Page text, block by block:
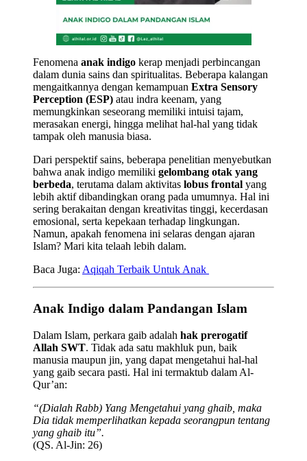
Fenomena anak indigo kerap menjadi perbincangan
dalam dunia sains dan spiritualitas. Beberapa kalangan
mengaitkannya dengan kemampuan Extra Sensory
Perception (ESP) atau indra keenam, yang
memungkinkan seseorang memiliki intuisi tajam,
merasakan energi, hingga melihat hal-hal yang tidak
tampak oleh manusia biasa.
Dari perspektif sains, beberapa penelitian menyebutkan
bahwa anak indigo memiliki gelombang otak yang
berbeda, terutama dalam aktivitas lobus frontal yang
lebih aktif dibandingkan orang pada umumnya. Hal ini
sering berakaitan dengan kreativitas tinggi, kecerdasan
emosional, serta kepekaan terhadap lingkungan.
Namun, apakah fenomena ini selaras dengan ajaran
Islam? Mari kita telaah lebih dalam.
Baca Juga: Aqiqah Terbaik Untuk Anak
Anak Indigo dalam Pandangan Islam
Dalam Islam, perkara gaib adalah hak prerogatif
Allah SWT. Tidak ada satu makhluk pun, baik
manusia maupun jin, yang dapat mengetahui hal-hal
yang gaib secara pasti. Hal ini termaktub dalam Al-
Qur’an:
“(Dialah Rabb) Yang Mengetahui yang ghaib, maka
Dia tidak memperlihatkan kepada seorangpun tentang
yang ghaib itu”.
(QS. Al-Jin: 26)